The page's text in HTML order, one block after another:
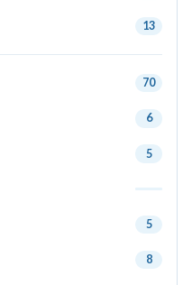
13
70
6
5
5
8